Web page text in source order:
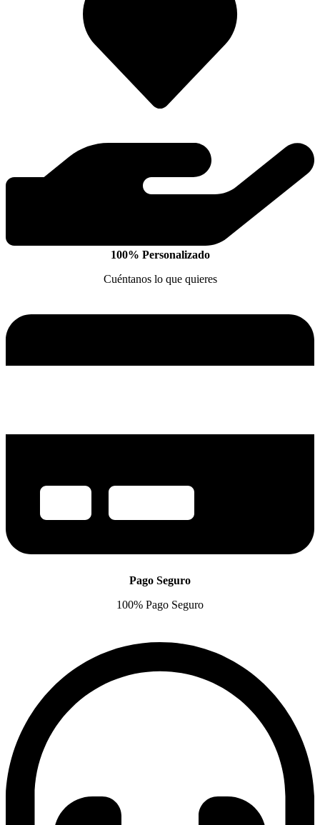
100% Personalizado
Cuéntanos lo que quieres
Pago Seguro
100% Pago Seguro